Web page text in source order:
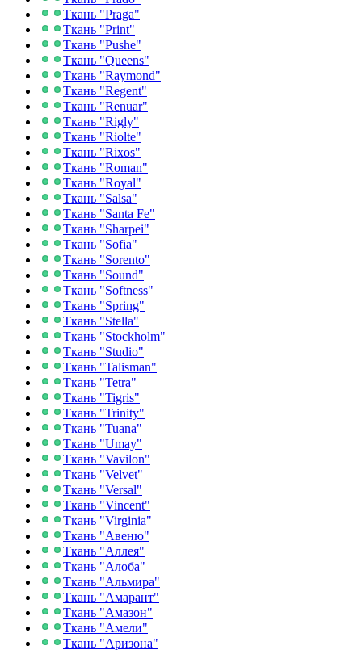
Ткань "Praga"
Ткань "Print"
Ткань "Pushe"
Ткань "Queens"
Ткань "Raymond"
Ткань "Regent"
Ткань "Renuar"
Ткань "Rigly"
Ткань "Riolte"
Ткань "Rixos"
Ткань "Roman"
Ткань "Royal"
Ткань "Salsa"
Ткань "Santa Fe"
Ткань "Sharpei"
Ткань "Sofia"
Ткань "Sorento"
Ткань "Sound"
Ткань "Softness"
Ткань "Spring"
Ткань "Stella"
Ткань "Stockholm"
Ткань "Studio"
Ткань "Talisman"
Ткань "Tetra"
Ткань "Tigris"
Ткань "Trinity"
Ткань "Tuana"
Ткань "Umay"
Ткань "Vavilon"
Ткань "Velvet"
Ткань "Versal"
Ткань "Vincent"
Ткань "Virginia"
Ткань "Авеню"
Ткань "Аллея"
Ткань "Алоба"
Ткань "Альмира"
Ткань "Амарант"
Ткань "Амазон"
Ткань "Амели"
Ткань "Аризона"